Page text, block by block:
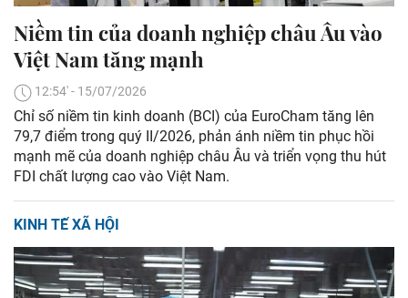
Niềm tin của doanh nghiệp châu Âu vào
Việt Nam tăng mạnh
12:54' - 15/07/2026
Chỉ số niềm tin kinh doanh (BCI) của EuroCham tăng lên
79,7 điểm trong quý II/2026, phản ánh niềm tin phục hồi
mạnh mẽ của doanh nghiệp châu Âu và triển vọng thu hút
FDI chất lượng cao vào Việt Nam.
KINH TẾ XÃ HỘI